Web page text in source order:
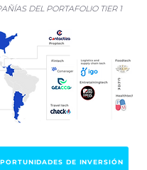
DEL PORTAFOLIO TIER 1
DE INVERSIÓN